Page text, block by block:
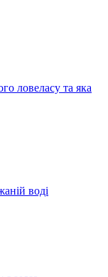
ловеласу та яка
воді